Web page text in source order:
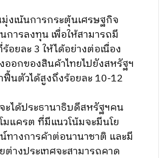
งเน้นการกระตุ้นเศรษฐกิจ
การลงทุน เพื่อให้สามารถมี
อยละ 3 ให้ได้อย่างต่อเนื่อง
อกของสินค้าไทยไปยังสหรัฐฯ
นตัวได้สูงถึงร้อยละ 10-12
ะได้ประธานาธิบดีสหรัฐฯคน
มแครต ที่มีแนวโน้มจะมีนโย
ทางการค้าต่อนานาชาติ และมี
ต่างประเทศจะสามารถคาด